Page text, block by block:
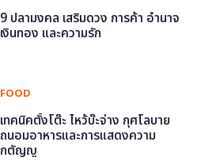
9 ปลามงคล เสริมดวง การค้า อำนาจ
เงินทอง และความรัก
FOOD
เทคนิคตั้งโต๊ะ ไหว้บ๊ะจ่าง กุศโลบาย
ถนอมอาหารและการแสดงความ
กตัญญู